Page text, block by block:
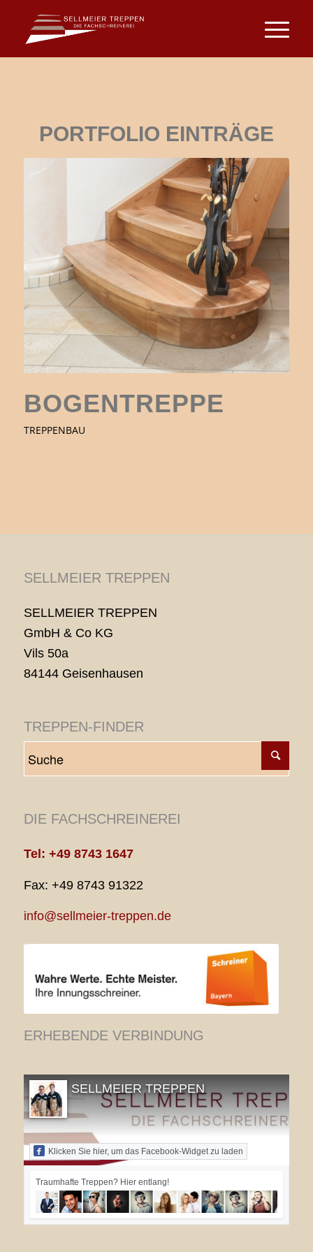
PORTFOLIO EINTRÄGE
BOGENTREPPE
TREPPENBAU
SELLMEIER TREPPEN
SELLMEIER TREPPEN
GmbH & Co KG
Vils 50a
84144 Geisenhausen
TREPPEN-FINDER
DIE FACHSCHREINEREI
Tel: +49 8743 1647
Fax: +49 8743 91322
info@sellmeier-treppen.de
ERHEBENDE VERBINDUNG
SELLMEIER TREPPEN
Klicken Sie hier, um das Facebook-Widget zu laden
Traumhafte Treppen? Hier entlang!